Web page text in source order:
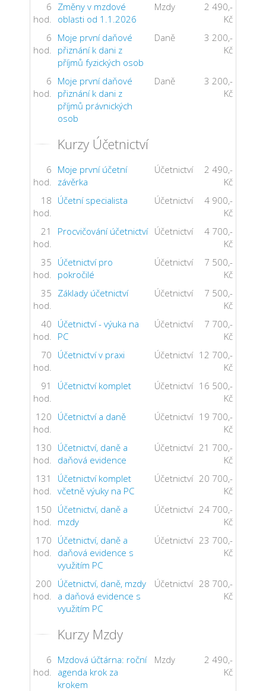
6
hod.
Změny v mzdové
oblasti od 1.1.2026
Mzdy
2 490,-
Kč
6
hod.
Moje první daňové
přiznání k dani z
příjmů fyzických osob
Daně
3 200,-
Kč
6
hod.
Moje první daňové
přiznání k dani z
příjmů právnických
osob
Daně
3 200,-
Kč
Kurzy Účetnictví
6
hod.
Moje první účetní
závěrka
Účetnictví
2 490,-
Kč
18
hod.
Účetní specialista Účetnictví
4 900,-
Kč
21
hod.
Procvičování účetnictví Účetnictví
4 700,-
Kč
35
hod.
Účetnictví pro
pokročilé
Účetnictví
7 500,-
Kč
35
hod.
Základy účetnictví Účetnictví
7 500,-
Kč
40
hod.
Účetnictví - výuka na
PC
Účetnictví
7 700,-
Kč
70
hod.
Účetnictví v praxi Účetnictví 12 700,-
Kč
91
hod.
Účetnictví komplet Účetnictví 16 500,-
Kč
120
hod.
Účetnictví a daně Účetnictví 19 700,-
Kč
130
hod.
Účetnictví, daně a
daňová evidence
Účetnictví 21 700,-
Kč
131
hod.
Účetnictví komplet
včetně výuky na PC
Účetnictví 20 700,-
Kč
150
hod.
Účetnictví, daně a
mzdy
Účetnictví 24 700,-
Kč
170
hod.
Účetnictví, daně a
daňová evidence s
využitím PC
Účetnictví 23 700,-
Kč
200
hod.
Účetnictví, daně, mzdy
a daňová evidence s
využitím PC
Účetnictví 28 700,-
Kč
Kurzy Mzdy
6
hod.
Mzdová účtárna: roční
agenda krok za
krokem
Mzdy
2 490,-
Kč